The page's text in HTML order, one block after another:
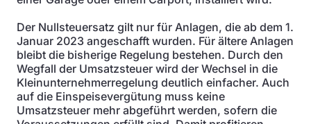
Der Nullsteuersatz gilt nur für Anlagen, die ab dem 1.
Januar 2023 angeschafft wurden. Für ältere Anlagen
bleibt die bisherige Regelung bestehen. Durch den
Wegfall der Umsatzsteuer wird der Wechsel in die
Kleinunternehmerregelung deutlich einfacher. Auch
auf die Einspeisevergütung muss keine
Umsatzsteuer mehr abgeführt werden, sofern die